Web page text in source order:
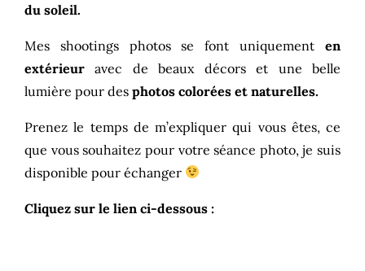
du soleil.
Mes shootings photos se font uniquement en
extérieur avec de beaux décors et une belle
lumière pour des photos colorées et naturelles.
Prenez le temps de m’expliquer qui vous êtes, ce
que vous souhaitez pour votre séance photo, je suis
disponible pour échanger
Cliquez sur le lien ci-dessous :